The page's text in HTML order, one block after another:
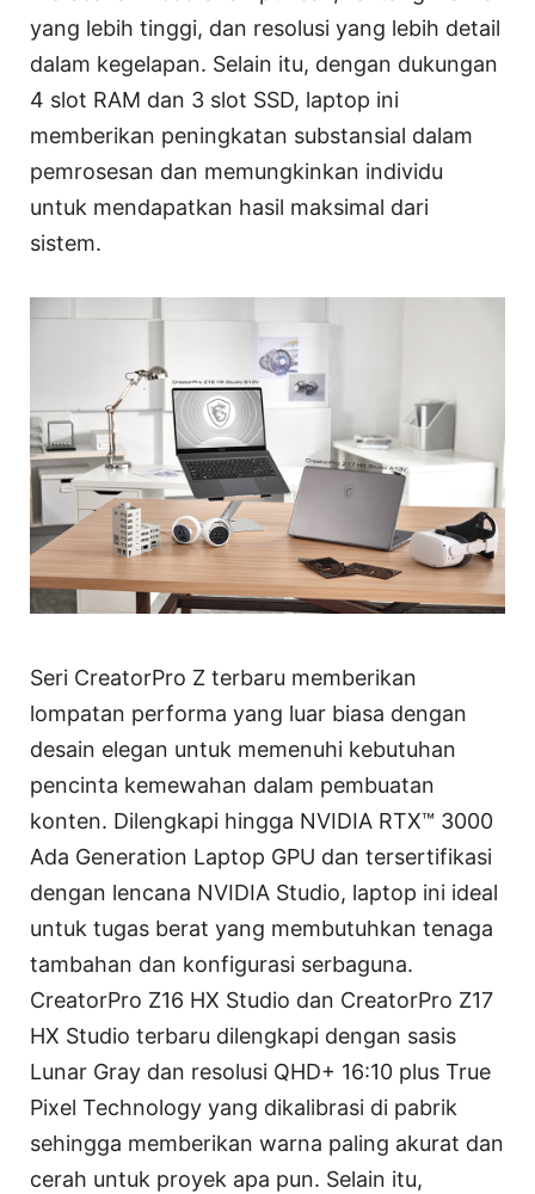
yang lebih tinggi, dan resolusi yang lebih detail
dalam kegelapan. Selain itu, dengan dukungan
4 slot RAM dan 3 slot SSD, laptop ini
memberikan peningkatan substansial dalam
pemrosesan dan memungkinkan individu
untuk mendapatkan hasil maksimal dari
sistem.
Seri CreatorPro Z terbaru memberikan
lompatan performa yang luar biasa dengan
desain elegan untuk memenuhi kebutuhan
pencinta kemewahan dalam pembuatan
konten. Dilengkapi hingga NVIDIA RTX™ 3000
Ada Generation Laptop GPU dan tersertifikasi
dengan lencana NVIDIA Studio, laptop ini ideal
untuk tugas berat yang membutuhkan tenaga
tambahan dan konfigurasi serbaguna.
CreatorPro Z16 HX Studio dan CreatorPro Z17
HX Studio terbaru dilengkapi dengan sasis
Lunar Gray dan resolusi QHD+ 16:10 plus True
Pixel Technology yang dikalibrasi di pabrik
sehingga memberikan warna paling akurat dan
cerah untuk proyek apa pun. Selain itu,